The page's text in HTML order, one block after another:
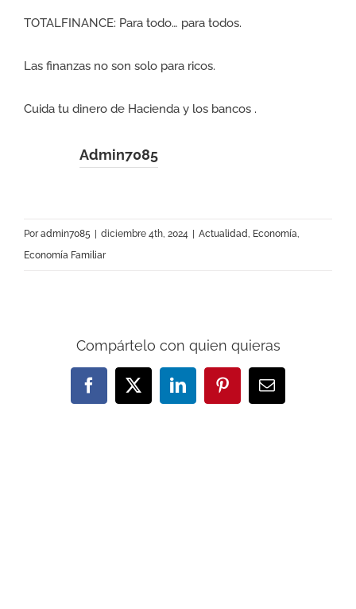
TOTALFINANCE: Para todo… para todos.
Las finanzas no son solo para ricos.
Cuida tu dinero de Hacienda y los bancos .
Admin7085
Poradmin7085 diciembre 4th, 2024 Actualidad, Economía,
Economía Familiar
Compártelo con quien quieras
Facebook
X LinkedInPinterestCorreo
electrónico